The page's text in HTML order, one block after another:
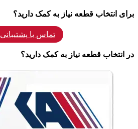
برای انتخاب قطعه نیاز به کمک دارید؟
تماس با پشتیبانی
در انتخاب قطعه نیاز به کمک دارید؟